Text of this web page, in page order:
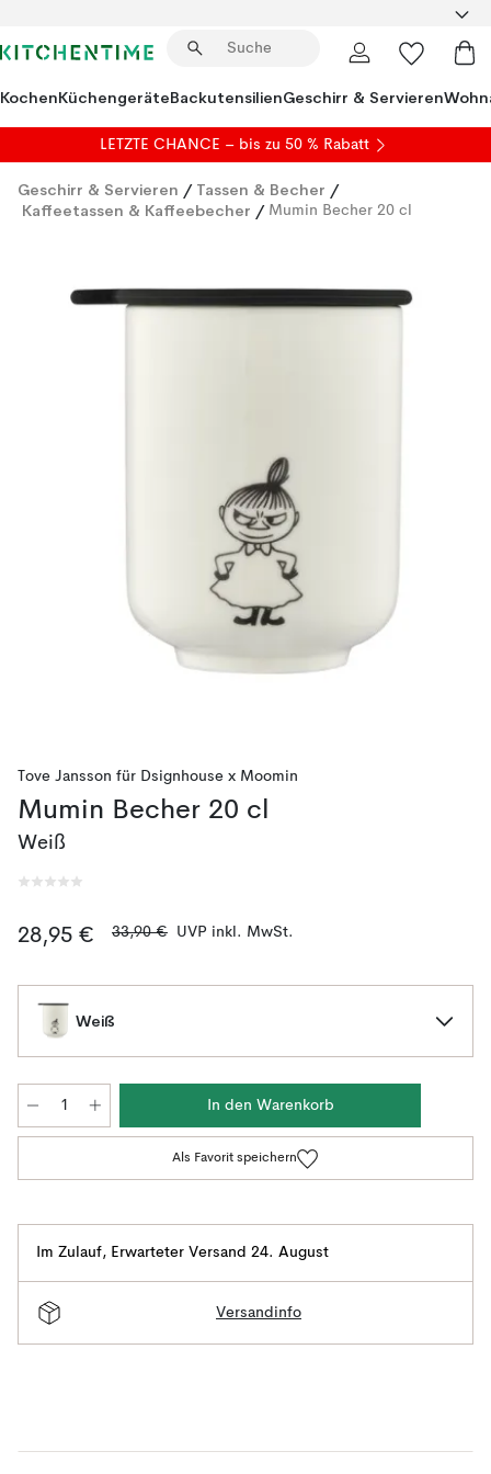
KochenKüchengeräteBackutensilienGeschirr & Servieren
LETZTE CHANCE – bis zu 50 % Rabatt
Geschirr & Servieren / Tassen & Becher /
Kaffeetassen & Kaffeebecher / Mumin Becher 20 cl
Tove Jansson für Dsignhouse x Moomin
Mumin Becher 20 cl
Weiß
28,95 € 33,90 € UVP inkl. MwSt.
Weiß
In den Warenkorb
Als Favorit speichern
Im Zulauf, Erwarteter Versand 24. August
Versandinfo